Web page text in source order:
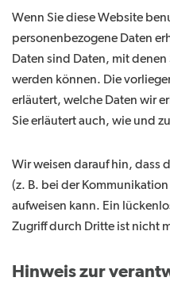
Wenn Sie diese Website
personenbezogene Daten
Daten sind Daten, mit
werden können. Die
erläutert, welche Daten wir
Sie erläutert auch, wie und
Wir weisen darauf hin, dass
(z. B. bei der
aufweisen kann. Ein
Zugriff durch Dritte ist nicht
Hinweis zur